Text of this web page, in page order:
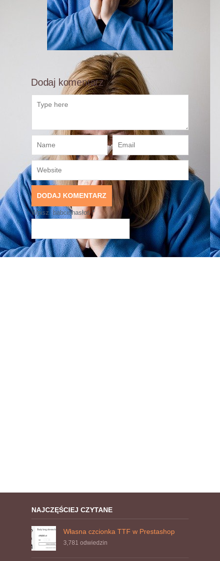
Dodaj komentarz
Wpisz: babcinhasłoś*
NAJCZĘŚCIEJ CZYTANE
Własna czcionka TTF w Prestashop
3,781 odwiedzin